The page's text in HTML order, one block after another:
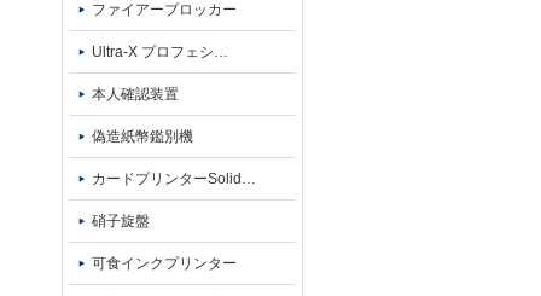
ファイアーブロッカー
Ultra-X プロフェシ…
本人確認装置
偽造紙幣鑑別機
カードプリンターSolid …
硝子旋盤
可食インクプリンター